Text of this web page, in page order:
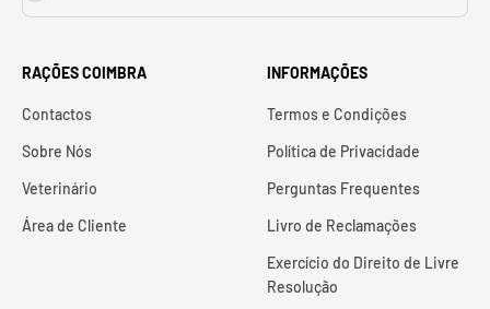
RAÇÕES COIMBRA
Contactos
Sobre Nós
Veterinário
Área de Cliente
INFORMAÇÕES
Termos e Condições
Política de Privacidade
Perguntas Frequentes
Livro de Reclamações
Exercício do Direito de Livre
Resolução